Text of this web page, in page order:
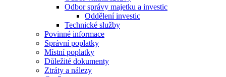
Odbor správy majetku a investic
Oddělení investic
Technické služby
Povinné informace
Správní poplatky
Místní poplatky
Důležité dokumenty
Ztráty a nálezy